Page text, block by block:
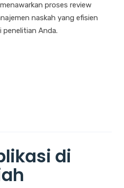
proses review
naskah yang efisien
penelitian Anda.
di